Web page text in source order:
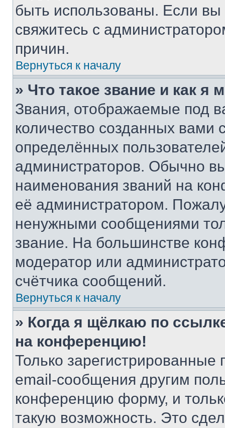
быть использованы. Если
свяжитесь с
причин.
Вернуться к началу
» Что такое звание и как я
Звания, отображаемые под
количество созданных
определённых
администраторов. Обычно
наименования званий на
её администратором.
ненужными сообщениями
звание. На большинстве
модератор или
счётчика сообщений.
Вернуться к началу
» Когда я щёлкаю по
на конференцию!
Только зарегистрированные
email-сообщения другим
конференцию форму, и
такую возможность. Это